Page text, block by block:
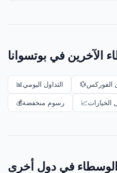
الآخرين في بوتسوانا
📊 التداول اليومي 💱الفوركس
💰رسوم منخفضة 📈الخيارات
الوسطاء في دول أخرى